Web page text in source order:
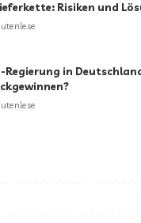
Risiken und
Regierung in